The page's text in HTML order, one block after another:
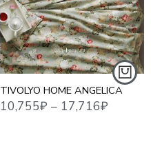
TIVOLYO HOME ANGELICA
ЕВРО СТАНДАРТ
ЕВРО MAXI
СЕМЕЙНЫЙ